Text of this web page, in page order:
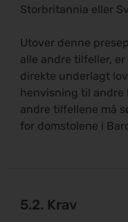
Storbritannia eller
Utover denne
alle andre tilfeller,
direkte underlagt
henvisning til andre
andre tilfellene må
for domstolene i
5.2. Krav